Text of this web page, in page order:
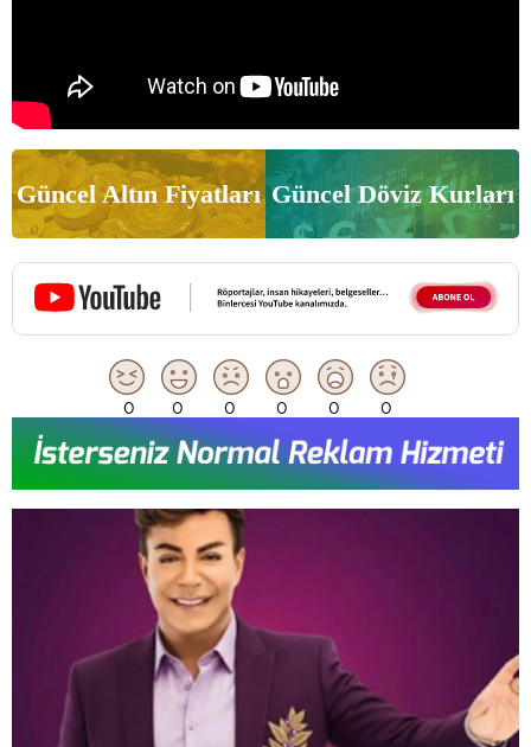
Güncel Altın Fiyatları Güncel Döviz Kurları
0 0 0 0 0 0